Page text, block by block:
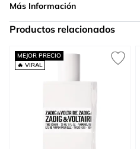
Más Información
Productos relacionados
Press to skip carousel
MEJOR PRECIO
🔥 VIRAL